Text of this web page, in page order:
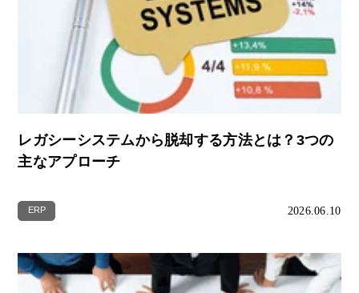
レガシーシステムから脱却する方法とは？3つの
主なアプローチ
ERP 2026.06.10